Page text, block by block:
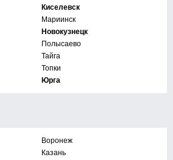
Киселевск
Мариинск
Новокузнецк
Полысаево
Тайга
Топки
Юрга
Воронеж
Казань